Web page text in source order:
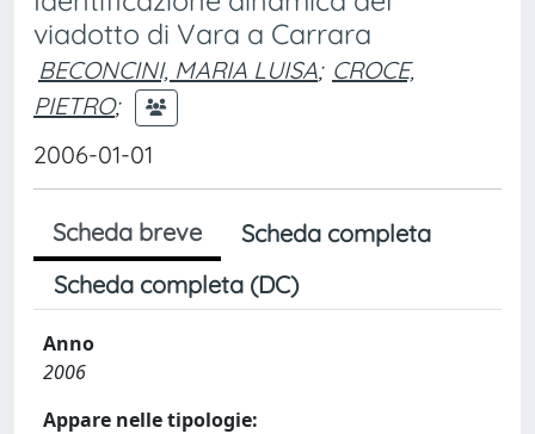
viadotto di Vara a Carrara
BECONCINI, MARIA LUISA; CROCE,
PIETRO;
2006-01-01
Scheda breve
Scheda completa
Scheda completa (DC)
Anno
2006
Appare nelle tipologie: